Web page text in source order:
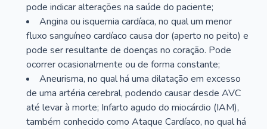
pode indicar alterações na saúde do paciente;
Angina ou isquemia cardíaca, no qual um menor
fluxo sanguíneo cardíaco causa dor (aperto no peito) e
pode ser resultante de doenças no coração. Pode
ocorrer ocasionalmente ou de forma constante;
Aneurisma, no qual há uma dilatação em excesso
de uma artéria cerebral, podendo causar desde AVC
até levar à morte; Infarto agudo do miocárdio (IAM),
também conhecido como Ataque Cardíaco, no qual há